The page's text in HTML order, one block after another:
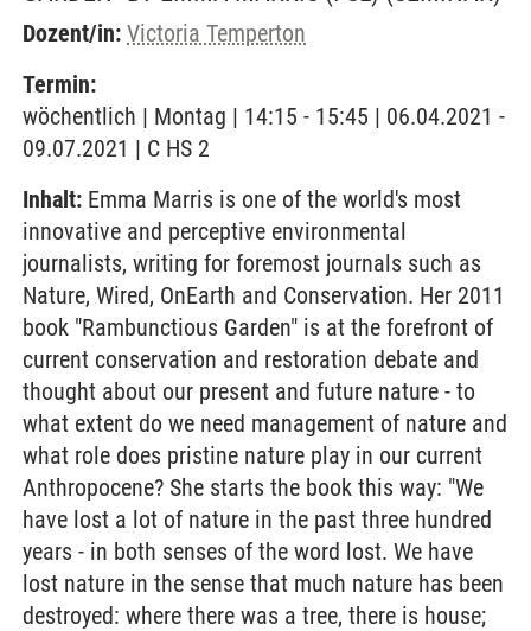
Dozent/in: Victoria Temperton
Termin:
wöchentlich | Montag | 14:15 - 15:45 | 06.04.2021 -
09.07.2021 | C HS 2
Inhalt: Emma Marris is one of the world's most
innovative and perceptive environmental
journalists, writing for foremost journals such as
Nature, Wired, OnEarth and Conservation. Her 2011
book "Rambunctious Garden" is at the forefront of
current conservation and restoration debate and
thought about our present and future nature - to
what extent do we need management of nature and
what role does pristine nature play in our current
Anthropocene? She starts the book this way: "We
have lost a lot of nature in the past three hundred
years - in both senses of the word lost. We have
lost nature in the sense that much nature has been
destroyed: where there was a tree, there is house;